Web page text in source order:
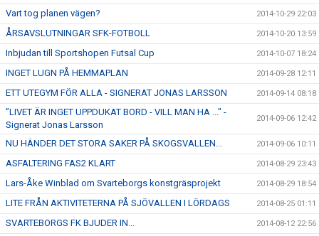
Vart tog planen vägen? 2014-10-29 22:03
ÅRSAVSLUTNINGAR SFK-FOTBOLL 2014-10-20 13:59
Inbjudan till Sportshopen Futsal Cup 2014-10-07 18:24
INGET LUGN PÅ HEMMAPLAN 2014-09-28 12:11
ETT UTEGYM FÖR ALLA - SIGNERAT JONAS LARSSON 2014-09-14 08:18
”LIVET ÄR INGET UPPDUKAT BORD - VILL MAN HA ..." -
Signerat Jonas Larsson
2014-09-06 12:42
NU HÄNDER DET STORA SAKER PÅ SKOGSVALLEN... 2014-09-06 10:11
ASFALTERING FAS2 KLART 2014-08-29 23:43
Lars-Åke Winblad om Svarteborgs konstgräsprojekt 2014-08-29 18:54
LITE FRÅN AKTIVITETERNA PÅ SJÖVALLEN I LÖRDAGS 2014-08-25 01:11
SVARTEBORGS FK BJUDER IN... 2014-08-12 22:56